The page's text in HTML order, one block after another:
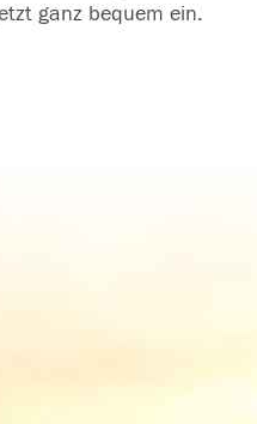
ganz bequem ein.